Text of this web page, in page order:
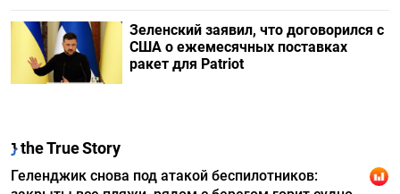
Зеленский заявил, что договорился с
США о ежемесячных поставках
ракет для Patriot